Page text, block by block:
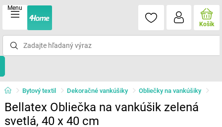
Menu
Košík
Bytový textil Dekoračné vankúšiky Obliečky na vankúšiky
Bellatex Obliečka na vankúšik zelená
svetlá, 40 x 40 cm